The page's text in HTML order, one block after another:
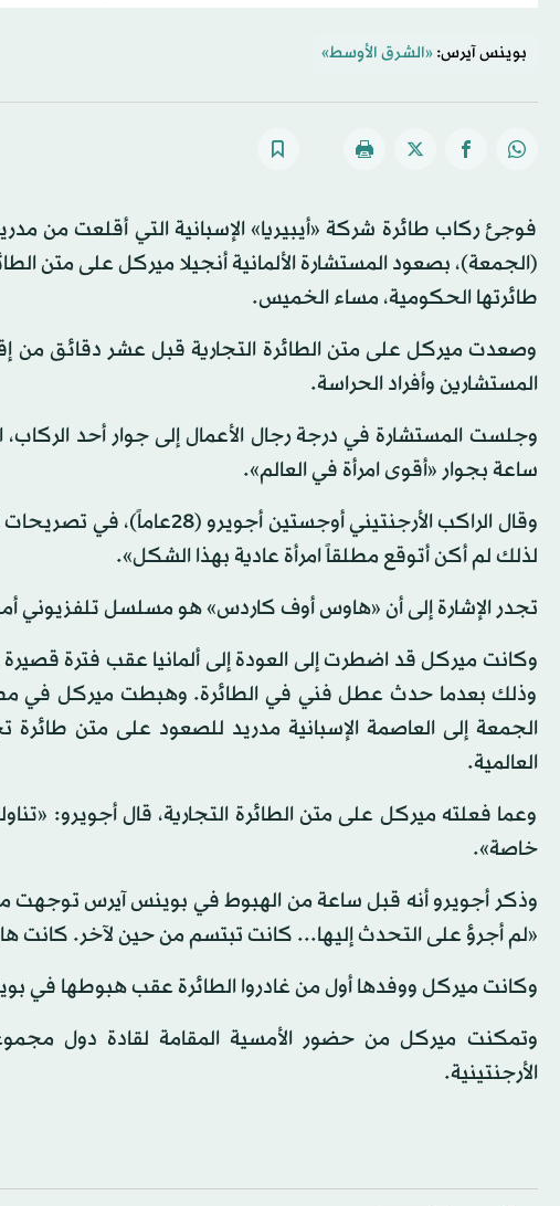
بوينس آيرس: «الشرق الأوسط»
فوجئ ركاب طائرة شركة «أيبيريا» الإسبانية التي أقلعت من
(الجمعة)، بصعود المستشارة الألمانية أنجيلا ميركل على متن
طائرتها الحكومية، مساء الخميس.
وصعدت ميركل على متن الطائرة التجارية قبل عشر دقائق من
المستشارين وأفراد الحراسة.
ساعة بجوار «أقوى امرأة في العالم».
وقال الراكب الأرجنتيني
لذلك لم أكن أتوقع مطلقاً امرأة عادية بهذا الشكل».
تجدر الإشارة إلى أن «هاوس أوف كاردس» هو مسلسل تلفزيوني
وكانت ميركل قد اضطرت إلى العودة إلى ألمانيا عقب فترة
وذلك بعدما حدث عطل فني في الطائرة. وهبطت ميركل في
الجمعة إلى العاصمة الإسبانية مدريد للصعود على متن طائرة
العالمية.
وعما فعلته ميركل على متن الطائرة التجارية، قال أجويرو:
خاصة».
وذكر أجويرو أنه قبل ساعة من الهبوط في بوينس آيرس توجهت
«لم أجرؤ على التحدث إليها... كانت تبتسم من حين لآخر. كانت
وكانت ميركل ووفدها أول من غادروا الطائرة عقب هبوطها في
وتمكنت ميركل من حضور الأمسية المقامة لقادة دول
الأرجنتينية.